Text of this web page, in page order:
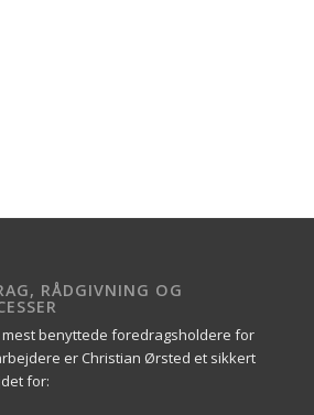
RÅDGIVNING OG
mest benyttede foredragsholdere for
er Christian Ørsted et sikkert
for: